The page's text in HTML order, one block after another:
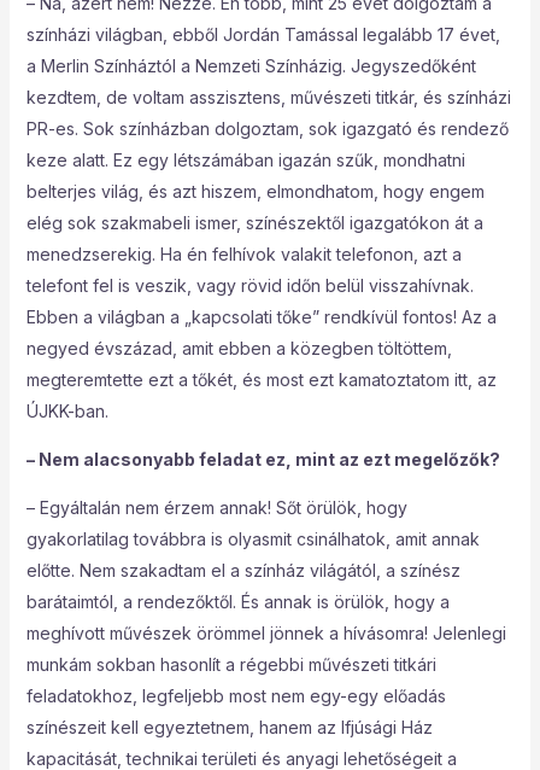
színházi világban, ebből Jordán Tamással legalább 17 évet,
a Merlin Színháztól a Nemzeti Színházig. Jegyszedőként
kezdtem, de voltam asszisztens, művészeti titkár, és színházi
PR-es. Sok színházban dolgoztam, sok igazgató és rendező
keze alatt. Ez egy létszámában igazán szűk, mondhatni
belterjes világ, és azt hiszem, elmondhatom, hogy engem
elég sok szakmabeli ismer, színészektől igazgatókon át a
menedzserekig. Ha én felhívok valakit telefonon, azt a
telefont fel is veszik, vagy rövid időn belül visszahívnak.
Ebben a világban a „kapcsolati tőke” rendkívül fontos! Az a
negyed évszázad, amit ebben a közegben töltöttem,
megteremtette ezt a tőkét, és most ezt kamatoztatom itt, az
ÚJKK-ban.
– Nem alacsonyabb feladat ez, mint az ezt megelőzők?
– Egyáltalán nem érzem annak! Sőt örülök, hogy
gyakorlatilag továbbra is olyasmit csinálhatok, amit annak
előtte. Nem szakadtam el a színház világától, a színész
barátaimtól, a rendezőktől. És annak is örülök, hogy a
meghívott művészek örömmel jönnek a hívásomra! Jelenlegi
munkám sokban hasonlít a régebbi művészeti titkári
feladatokhoz, legfeljebb most nem egy-egy előadás
színészeit kell egyeztetnem, hanem az Ifjúsági Ház
kapacitását, technikai területi és anyagi lehetőségeit a